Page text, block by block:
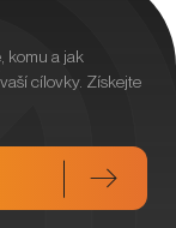
komu a jak
cílovky. Získejte